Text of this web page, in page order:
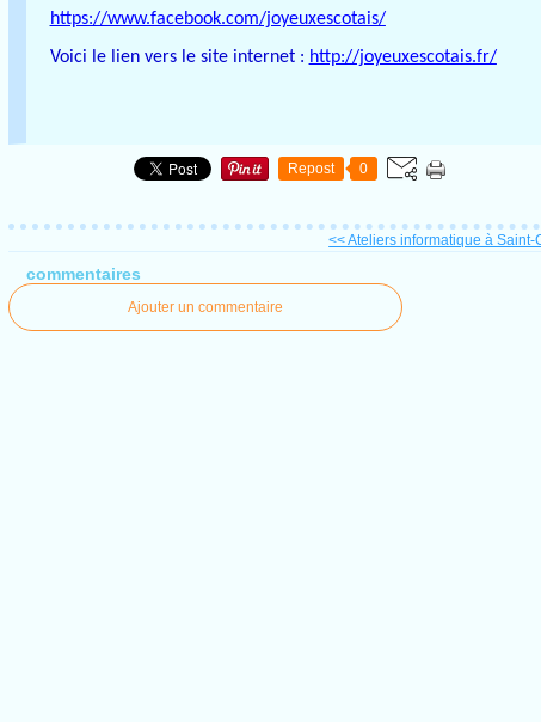
https://www.facebook.com/joyeuxescotais/
Voici le lien vers le site internet : http://joyeuxescotais.fr/
Repost 0
<< Ateliers informatique à
commentaires
Ajouter un commentaire